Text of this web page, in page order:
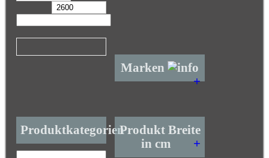
Marken
+
ProduktkategorienProdukt Breite
in cm
+